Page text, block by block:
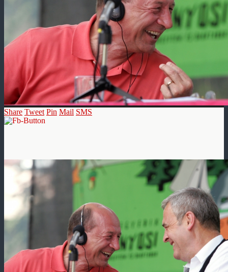
Share Tweet Pin Mail SMS